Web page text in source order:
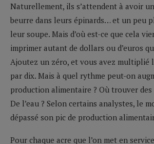
Naturellement, ils s’attendent à avoir
beurre dans leurs épinards… et un peu
leur soupe. Mais d’où est-ce que cela
imprimer autant de dollars ou d’euros
Ajoutez un zéro, et vous avez multiplié
par dix. Mais à quel rythme peut-on
production alimentaire ? Où trouver
De l’eau ? Selon certains analystes, le
dépassé son pic de production
Pour chaque acre que l’on met en